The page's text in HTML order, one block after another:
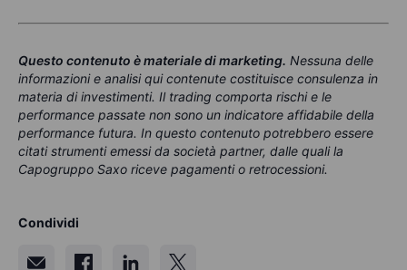
Questo contenuto è materiale di marketing. Nessuna delle
informazioni e analisi qui contenute costituisce consulenza in
materia di investimenti. Il trading comporta rischi e le
performance passate non sono un indicatore affidabile della
performance futura. In questo contenuto potrebbero essere
citati strumenti emessi da società partner, dalle quali la
Capogruppo Saxo riceve pagamenti o retrocessioni.
Condividi